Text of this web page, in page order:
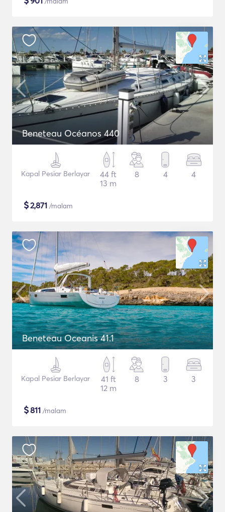
Beneteau Océanos 440
Kapal Pesiar Berlayar
44 ft
13 m
8 4 4
$2,871 /malam
Beneteau Oceanis 41.1
Kapal Pesiar Berlayar
41 ft
12 m
8 3 3
$811 /malam